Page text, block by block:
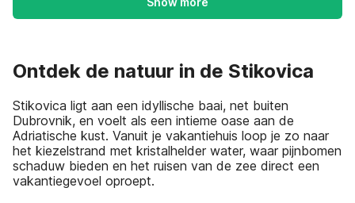
Ontdek de natuur in de Stikovica
Stikovica ligt aan een idyllische baai, net buiten
Dubrovnik, en voelt als een intieme oase aan de
Adriatische kust. Vanuit je vakantiehuis loop je zo naar
het kiezelstrand met kristalhelder water, waar pijnbomen
schaduw bieden en het ruisen van de zee direct een
vakantiegevoel oproept.